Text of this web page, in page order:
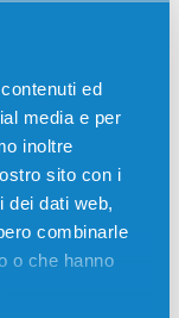
ed
media e per
inoltre
sito con i
dei dati web,
combinarle
o che hanno